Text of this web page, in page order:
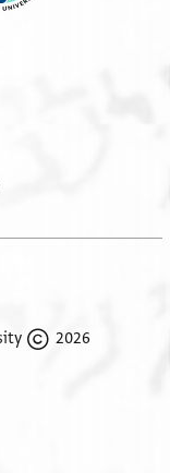
2026 The Trustees of Princeton University